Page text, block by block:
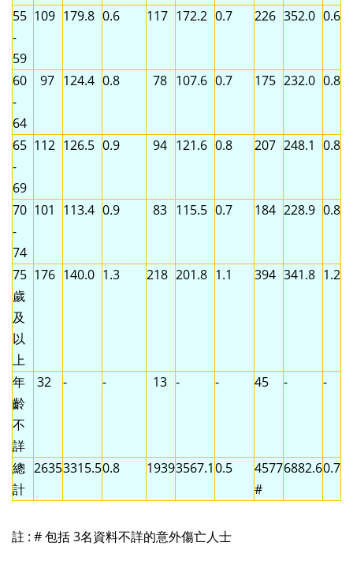
55
-
59
109 179.8 0.6 117 172.2 0.7 226 352.0 0.6
60
-
64
97 124.4 0.8 78 107.6 0.7 175 232.0 0.8
65
-
69
112 126.5 0.9 94 121.6 0.8 207 248.1 0.8
70
-
74
101 113.4 0.9 83 115.5 0.7 184 228.9 0.8
75
歲
及
以
上
176 140.0 1.3 218 201.8 1.1 394 341.8 1.2
年
齡
不
詳
32 - - 13 - - 45 - -
總
計
26353315.50.8 19393567.10.5
4577
#
6882.60.7
註 : # 包括 3名資料不詳的意外傷亡人士